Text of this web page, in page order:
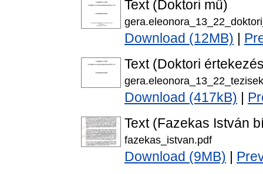
Text (Doktori mű)
Download (12MB)
Text (Doktori
Download (417kB)
Text (Fazekas István
fazekas_istvan.pdf
Download (9MB)